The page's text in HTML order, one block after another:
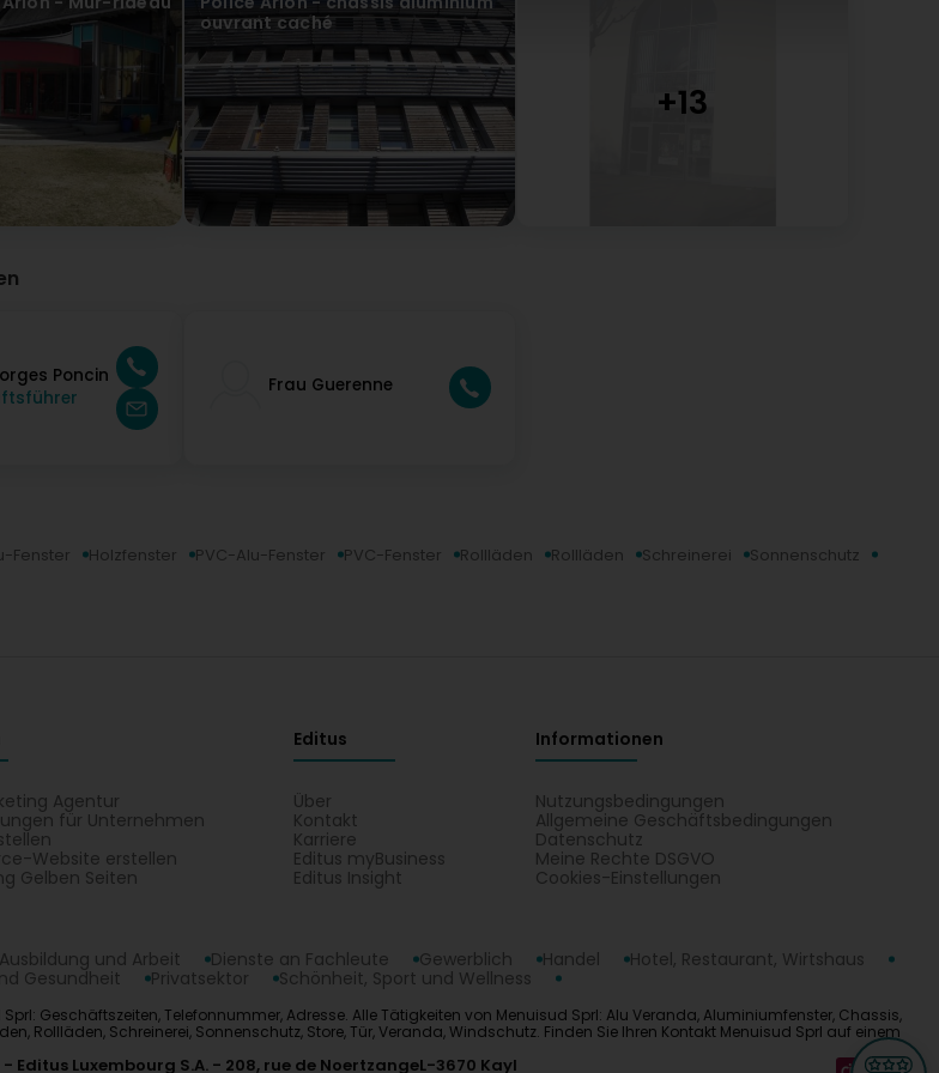
ouvrant caché
Poncin
Frau Guerenne
Fenster Holzfenster PVC-Alu-Fenster PVC-Fenster Rollläden Rollläden Schreinerei Sonnenschutz
Agentur
für Unternehmen
Website erstellen
Gelben Seiten
Editus
Über
Kontakt
Karriere
Editus myBusiness
Editus Insight
Informationen
Nutzungsbedingungen
Allgemeine Geschäftsbedingungen
Datenschutz
Meine Rechte DSGVO
Cookies-Einstellungen
und Arbeit Dienste an Fachleute Gewerblich Handel
Hotel, Restaurant, Wirtshaus
Gesundheit Privatsektor
Schönheit, Sport und Wellness
Geschäftszeiten, Telefonnummer, Adresse. Alle Tätigkeiten von Menuisud Sprl: Alu Veranda, Aluminiumfenster, Chassis,
Rollläden, Schreinerei, Sonnenschutz, Store, Tür, Veranda, Windschutz. Finden Sie Ihren Kontakt Menuisud Sprl auf einem
Editus Luxembourg S.A. 208, rue de NoertzangeL-3670 Kayl